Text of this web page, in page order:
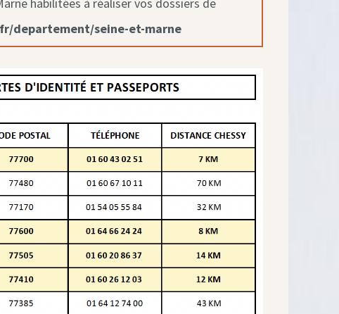
habilitées à réaliser vos dossiers de
departement/seine-et-marne